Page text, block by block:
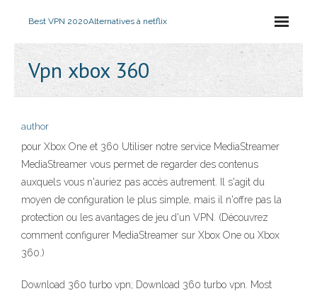
Best VPN 2020Alternatives à netflix
Vpn xbox 360
author
pour Xbox One et 360 Utiliser notre service MediaStreamer
MediaStreamer vous permet de regarder des contenus
auxquels vous n'auriez pas accès autrement. Il s'agit du
moyen de configuration le plus simple, mais il n'offre pas la
protection ou les avantages de jeu d'un VPN. (Découvrez
comment configurer MediaStreamer sur Xbox One ou Xbox
360.)
Download 360 turbo vpn; Download 360 turbo vpn. Most